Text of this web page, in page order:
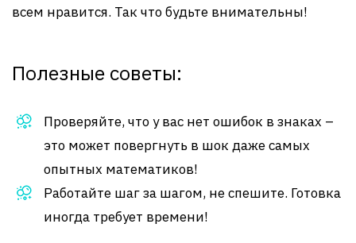
всем нравится. Так что будьте внимательны!
Полезные советы:
Проверяйте, что у вас нет ошибок в знаках –
это может повергнуть в шок даже самых
опытных математиков!
Работайте шаг за шагом, не спешите. Готовка
иногда требует времени!